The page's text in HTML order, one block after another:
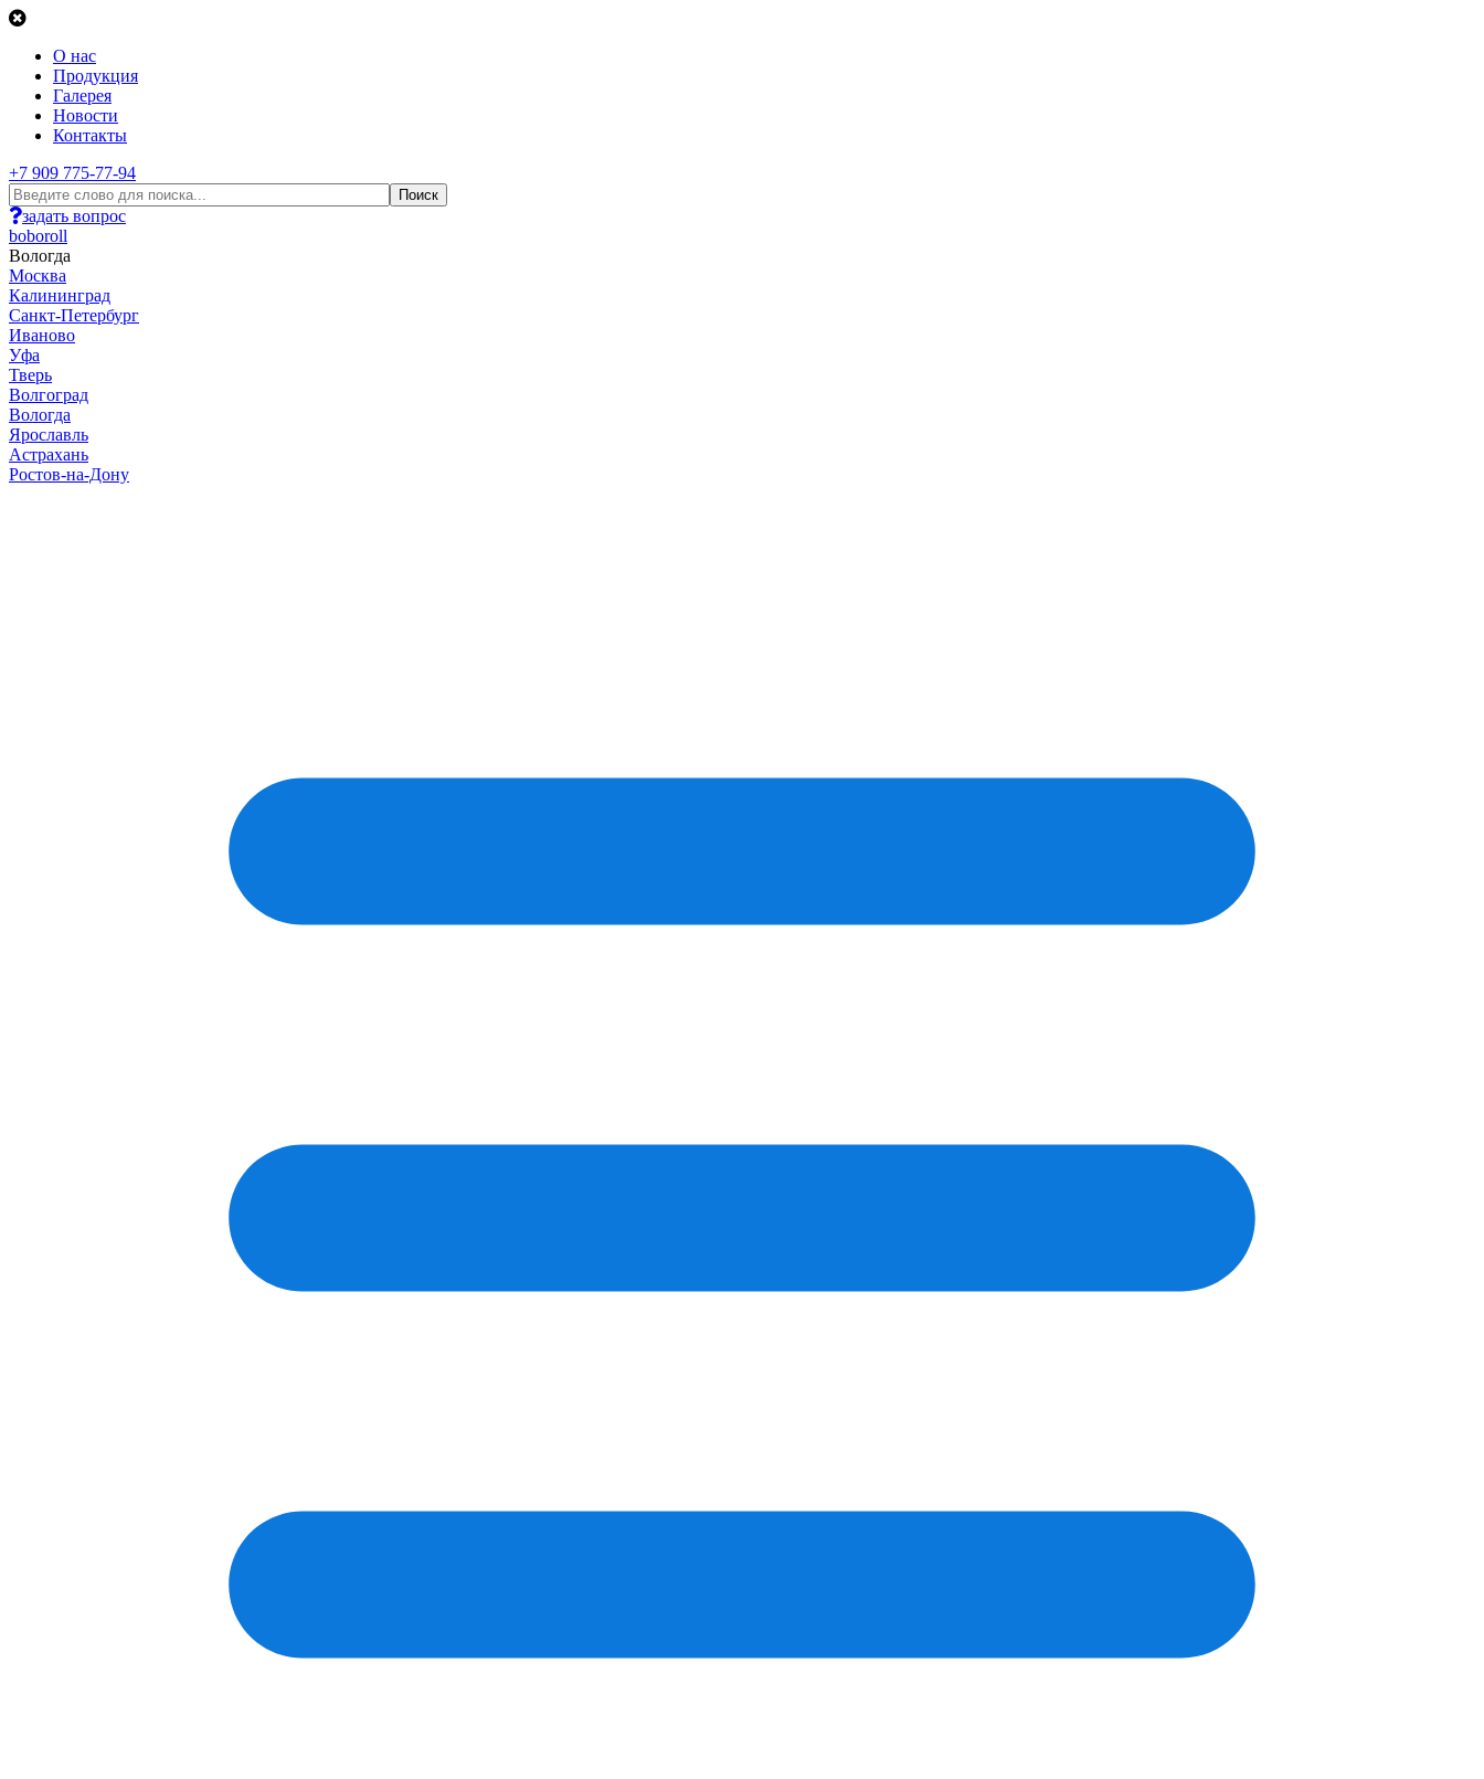
О нас
Продукция
Галерея
Новости
Контакты
+7 909 775-77-94
задать вопрос
boboroll
Вологда
Москва
Калининград
Санкт-Петербург
Иваново
Уфа
Тверь
Волгоград
Вологда
Ярославль
Астрахань
Ростов-на-Дону